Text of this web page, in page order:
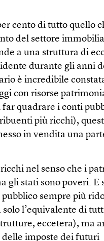
cento di tutto quello
del settore
a una struttura di
durante gli anni
è incredibile
con risorse
quadrare i conti
più ricchi),
in vendita una
nel senso che i
gli stati sono poveri. E
sempre più
l’equivalente di
eccetera), ma
imposte dei futuri